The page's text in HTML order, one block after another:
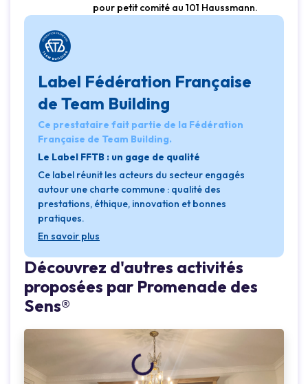
pour petit comité au 101 Haussmann.
Label Fédération Française
de Team Building
Ce prestataire fait partie de la Fédération
Française de Team Building.
Le Label FFTB : un gage de qualité
Ce label réunit les acteurs du secteur engagés
autour une charte commune : qualité des
prestations, éthique, innovation et bonnes
pratiques.
En savoir plus
Découvrez d'autres activités
proposées par Promenade des
Sens®
Loading...